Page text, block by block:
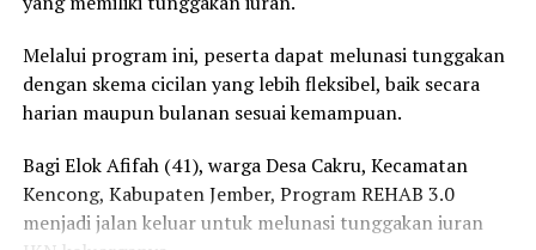
Melalui program ini, peserta dapat melunasi tunggakan
dengan skema cicilan yang lebih fleksibel, baik secara
harian maupun bulanan sesuai kemampuan.
Bagi Elok Afifah (41), warga Desa Cakru, Kecamatan
Kencong, Kabupaten Jember, Program REHAB 3.0
menjadi jalan keluar untuk melunasi tunggakan iuran